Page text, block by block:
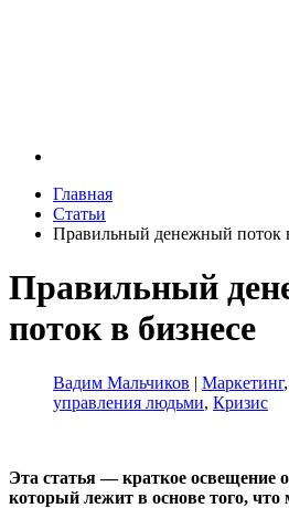
Главная
Статьи
Правильный денежный поток
Правильный
поток в бизнесе
Вадим Мальчиков | Маркетинг,
управления людьми, Кризис
Эта статья — краткое освещение
который лежит в основе того, что